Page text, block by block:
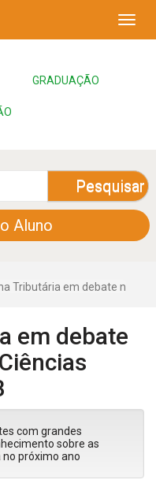
GRADUAÇÃO
Pesquisar
Aluno
Tributária em debate n
em debate
com grandes
sobre as
próximo ano